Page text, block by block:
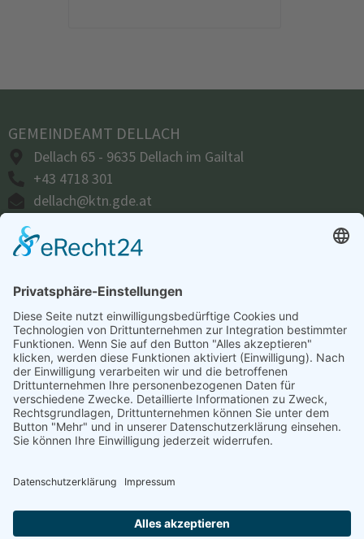
GEMEINDEAMT DELLACH
Dellach 65 - 9635 Dellach im Gailtal
+43 4718 301
dellach@ktn.gde.at
ÖFFNUNGSZEITEN
Montag bis Donnerstag:07.30 – 16.00 Uhr
Freitag:07.30 – 12.00 Uhr
Parteienverkehr:
Montag, Donnerstag, Freitag:08.00 – 12.00 Uhr
Dienstag:08.00 – 16.00 Uhr
Montag und Donnerstag nachmittags, sowie
Mittwoch nach vorheriger Terminvereinbarung.
Gemeindeamt Dellach